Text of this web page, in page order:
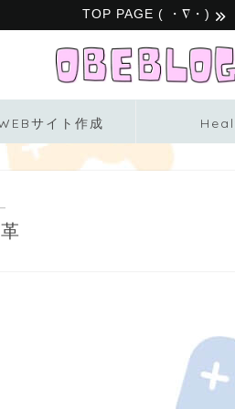
TOP PAGE ( ・∇・)
サイト作成